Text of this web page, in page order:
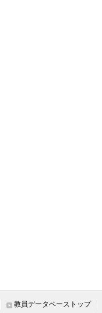
教員データベーストップ